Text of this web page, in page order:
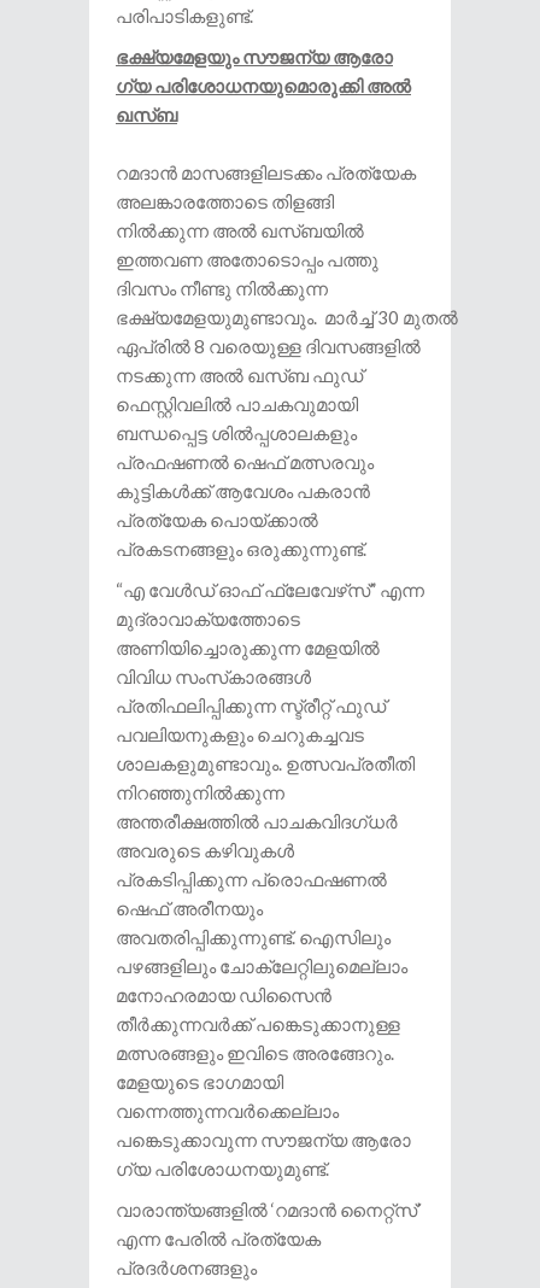
പരിപാടികളുണ്ട്.
ഭക്ഷ്യമേളയും സൗജന്യ ആരോ​
ഗ്യ പരിശോധനയുമൊരുക്കി അൽ
ഖസ്ബ
റമദാൻ മാസങ്ങളിലടക്കം പ്രത്യേക
അലങ്കാരത്തോടെ തിളങ്ങി
നിൽക്കുന്ന അൽ ഖസ്ബയിൽ
ഇത്തവണ അതോടൊപ്പം പത്തു
ദിവസം നീണ്ടു നിൽക്കുന്ന
ഭക്ഷ്യമേളയുമുണ്ടാവും. മാർച്ച് 30 മുതൽ
ഏപ്രിൽ 8 വരെയുള്ള ദിവസങ്ങളിൽ
നടക്കുന്ന അൽ ഖസ്ബ ഫുഡ്
ഫെസ്റ്റിവലിൽ പാചകവുമായി
ബന്ധപ്പെട്ട ശിൽപ്പശാലകളും
പ്രഫഷണൽ ഷെഫ് മത്സരവും
കുട്ടികൾക്ക് ആവേശം പകരാൻ
പ്രത്യേക പൊയ്ക്കാൽ
പ്രകടനങ്ങളും ഒരുക്കുന്നുണ്ട്.
“എ വേൾഡ് ഓഫ് ഫ്ലേവേഴ്‌സ്” എന്ന
മുദ്രാവാക്യത്തോടെ
അണിയിച്ചൊരുക്കുന്ന മേളയിൽ
വിവിധ സംസ്‌കാരങ്ങൾ
പ്രതിഫലിപ്പിക്കുന്ന സ്ട്രീറ്റ് ഫുഡ്
പവലിയനുകളും ചെറുകച്ചവട
ശാലകളുമുണ്ടാവും. ഉത്സവപ്രതീതി
നിറഞ്ഞുനിൽക്കുന്ന
അന്തരീക്ഷത്തിൽ പാചകവിദ​ഗ്ധർ
അവരുടെ കഴിവുകൾ
പ്രകടിപ്പിക്കുന്ന പ്രൊഫഷണൽ
ഷെഫ് അരീനയും
അവതരിപ്പിക്കുന്നുണ്ട്. ഐസിലും
പഴങ്ങളിലും ചോക്ലേറ്റിലുമെല്ലാം
മനോഹരമായ ഡിസൈൻ
തീർക്കുന്നവർക്ക് പങ്കെടുക്കാനുള്ള
മത്സരങ്ങളും ഇവിടെ അരങ്ങേറും.
മേളയുടെ ഭാ​ഗമായി
വന്നെത്തുന്നവർക്കെല്ലാം
പങ്കെടുക്കാവുന്ന സൗജന്യ ആരോ​
ഗ്യ പരിശോധനയുമുണ്ട്.
വാരാന്ത്യങ്ങളിൽ ‘റമദാൻ നൈറ്റ്സ്’
എന്ന പേരിൽ പ്രത്യേക
പ്രദർശനങ്ങളും